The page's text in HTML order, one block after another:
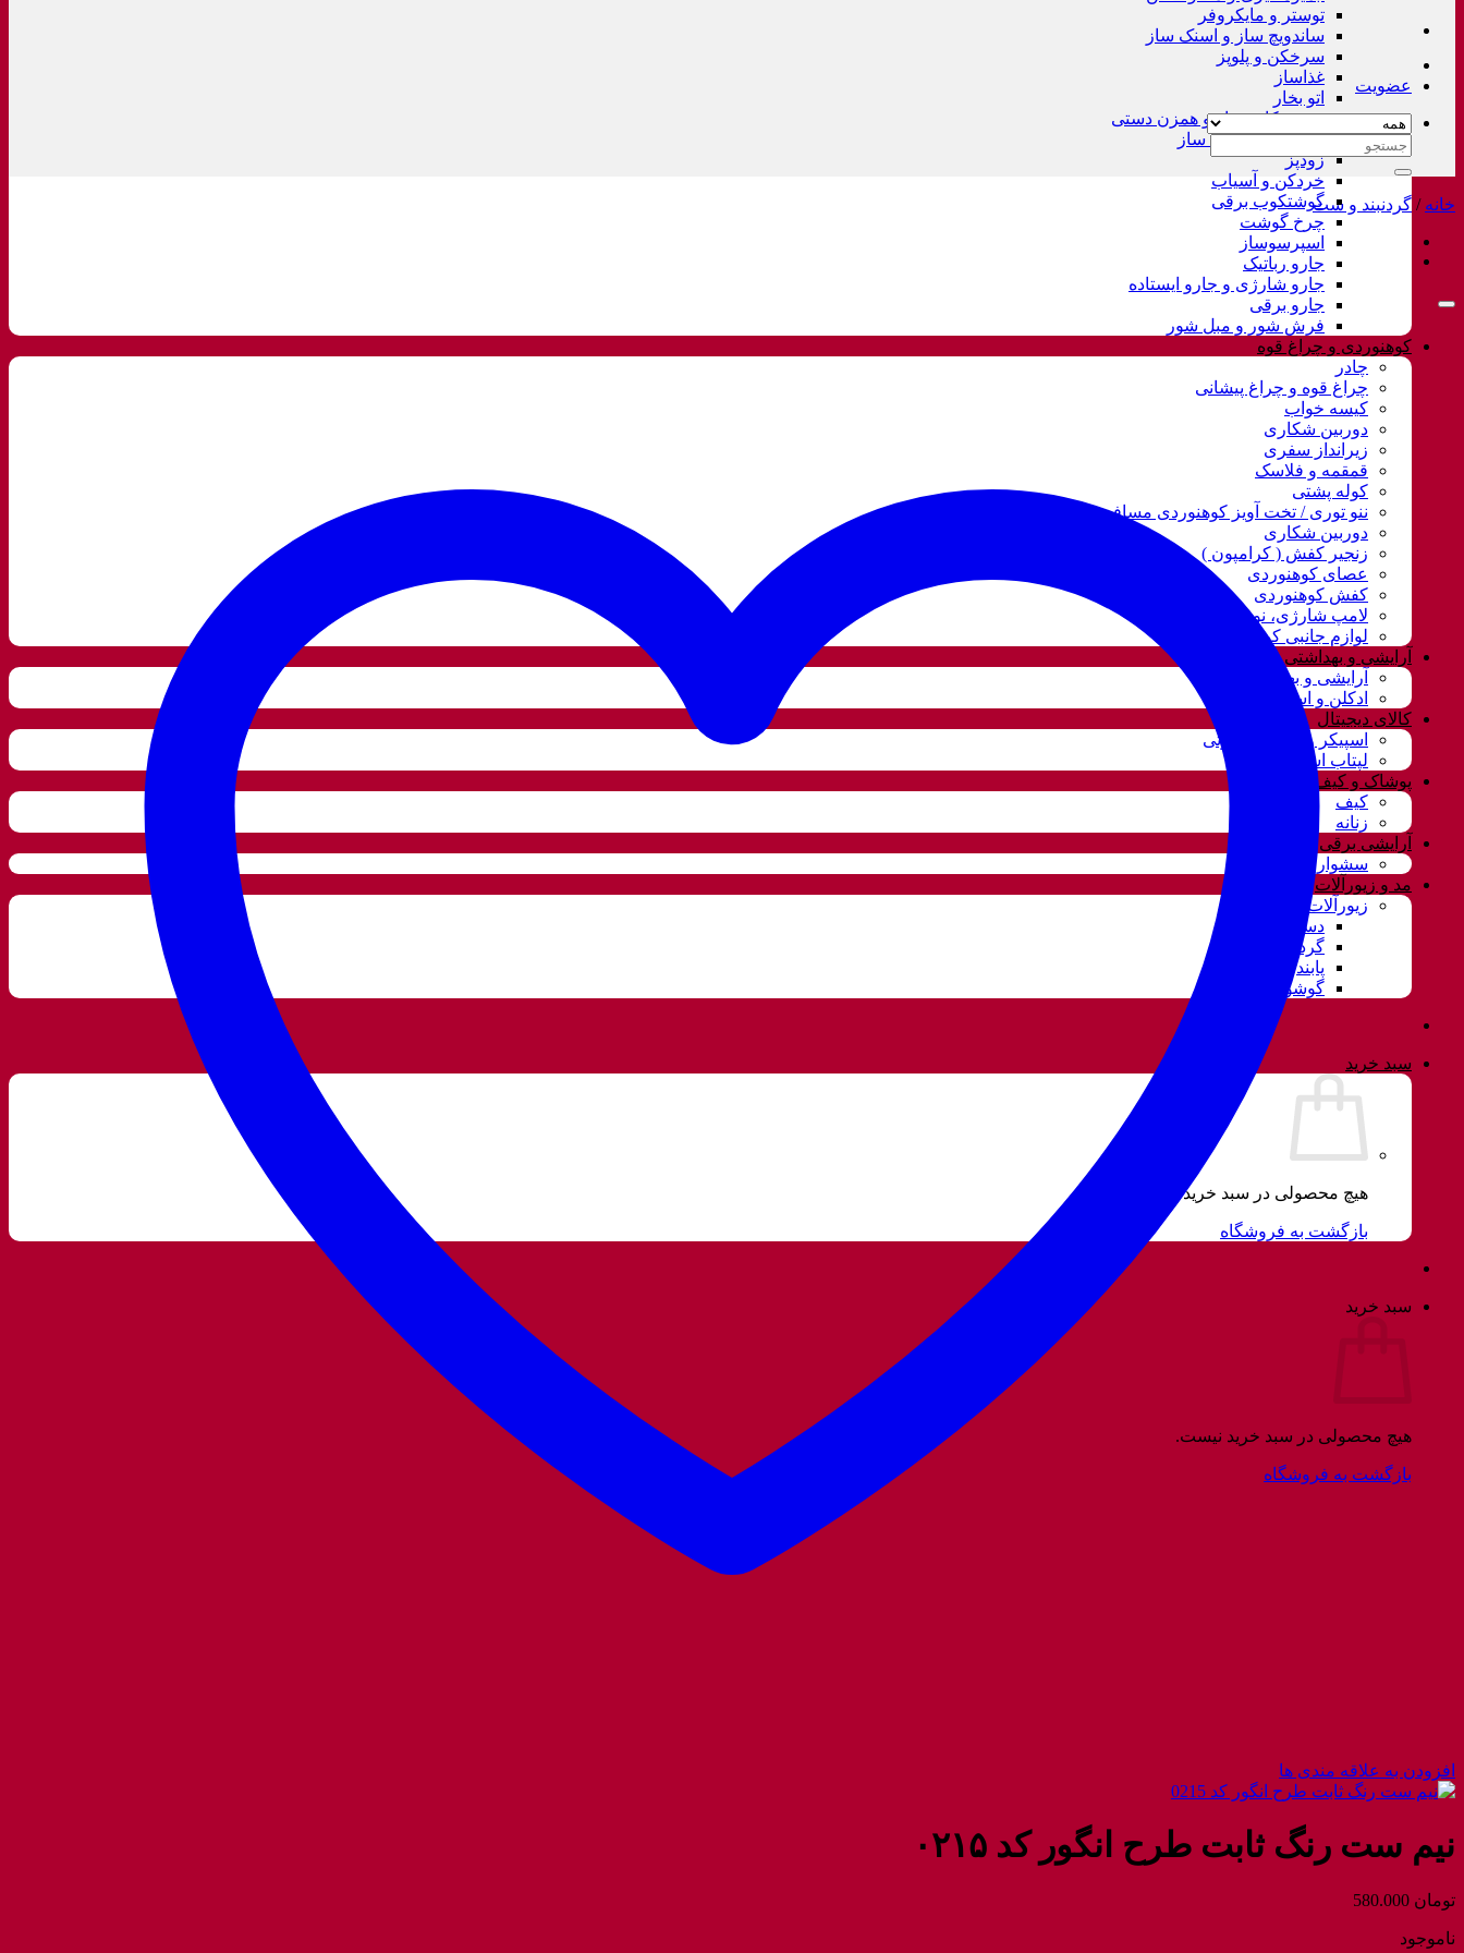
توستر و مایکروفر
ساندویچ ساز و اسنک ساز
سرخکن و پلوپز
غذاساز
اتو بخار
همزن کاسه دار و همزن دستی
چای ساز و قهوه ساز
زودپز
خردکن و آسیاب
گوشتکوب برقی
چرخ گوشت
اسپرسوساز
جارو رباتیک
جارو شارژی و جارو ایستاده
جارو برقی
فرش شور و مبل شور
کوهنوردی و چراغ قوه
چادر
چراغ قوه و چراغ پیشانی
کیسه خواب
دوربین شکاری
زیرانداز سفری
قمقمه و فلاسک
کوله پشتی
ننو توری / تخت آویز کوهنوردی مسافرتی
دوربین شکاری
زنجیر کفش ( کرامپون )
عصای کوهنوردی
کفش کوهنوردی
لامپ شارژی، نور و روشنایی
لوازم جانبی کوهنوردی
آرایشی و بهداشتی
آرایشی و بهداشتی
ادکلن و اسپری
کالای دیجیتال
اسپیکر و سیستم صوتی
لپتاب استوک
پوشاک و کیف
کیف
زنانه
آرایشی برقی
سشوار
مد و زیورآلات
زیورآلات و بدلیجات
دستبند
گردنبند و ست
پابند
گوشواره
سبد خرید
هیچ محصولی در سبد خرید نیست.
بازگشت به فروشگاه
سبد خرید
هیچ محصولی در سبد خرید نیست.
بازگشت به فروشگاه
عضویت
جستجو
خانه / گردنبند و ست
افزودن به علاقه مندی ها
نیم ست رنگ ثابت طرح انگور کد ۰۲۱۵
تومان
ناموجود